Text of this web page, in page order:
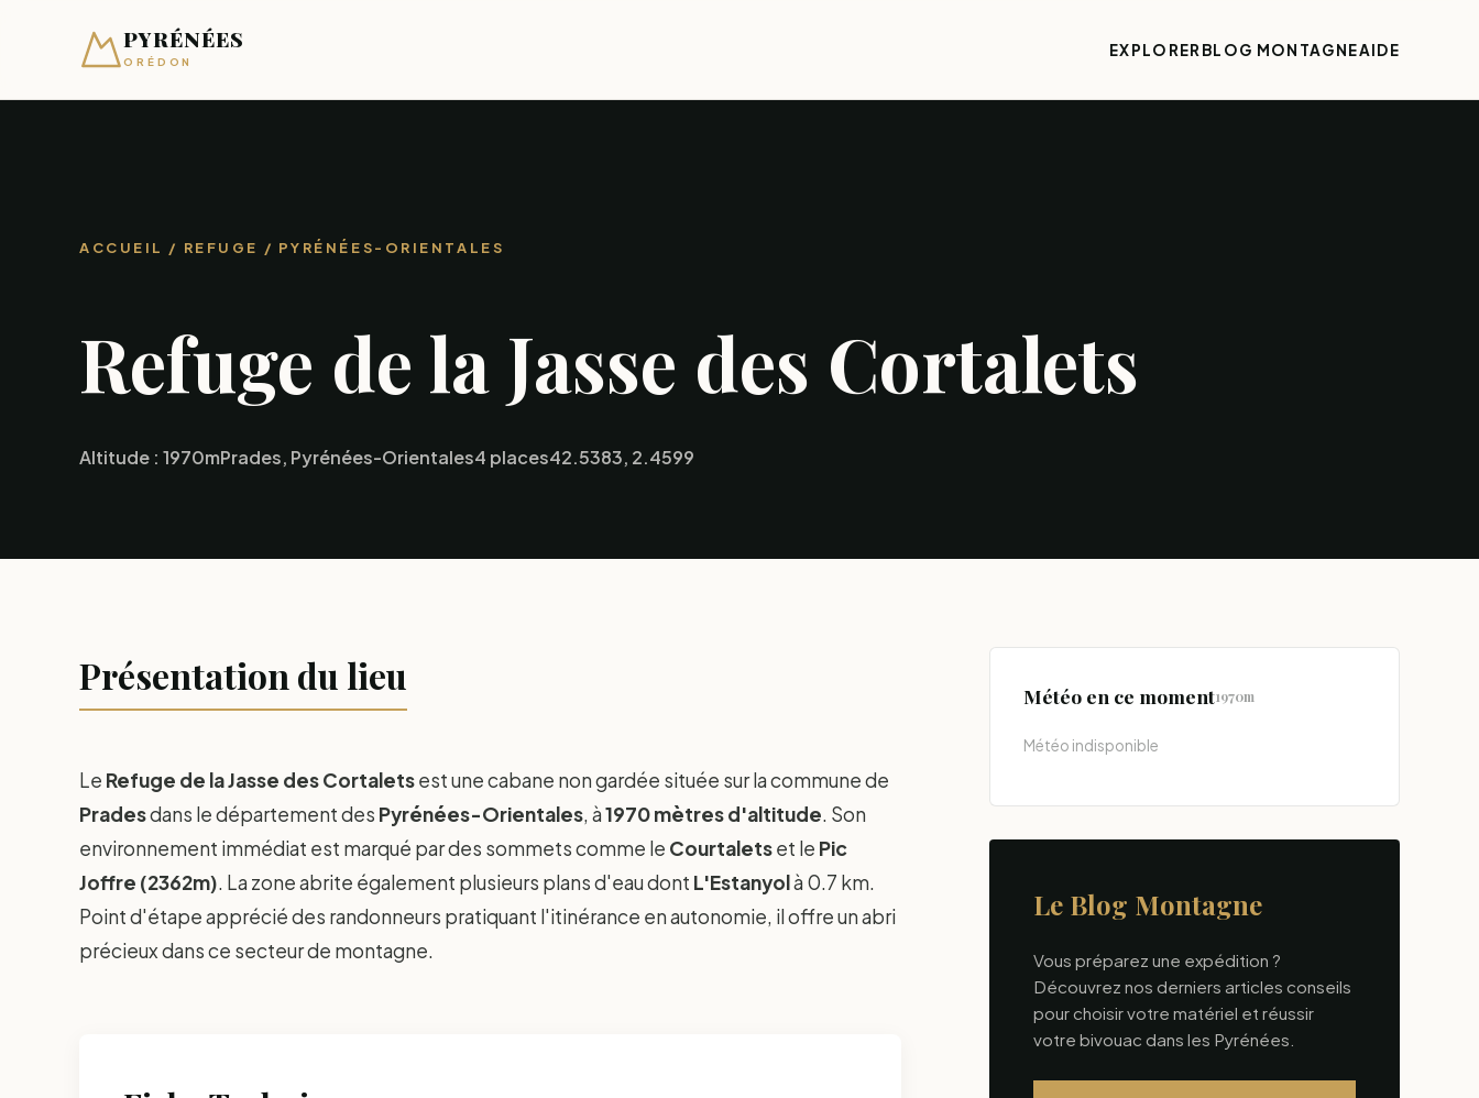
PYRÉNÉES
ORÉDON
EXPLORER BLOG MONTAGNEAIDE
ACCUEIL / REFUGE / PYRÉNÉES-ORIENTALES
Refuge de la Jasse des Cortalets
Altitude : 1970mPrades, Pyrénées-Orientales4 places42.5383, 2.4599
Présentation du lieu
Le Refuge de la Jasse des Cortaletsest une cabane non gardée située sur la commune de
Pradesdans le département des Pyrénées-Orientales, à1970 mètres d'altitude. Son
environnement immédiat est marqué par des sommets comme le Courtaletset le Pic
Joffre (2362m). La zone abrite également plusieurs plans d'eau dont L'Estanyolà 0.7 km.
Point d'étape apprécié des randonneurs pratiquant l'itinérance en autonomie, il offre un abri
précieux dans ce secteur de montagne.
Météo en ce moment1970m
Météo indisponible
Le Blog Montagne
Vous préparez une expédition ?
Découvrez nos derniers articles conseils
pour choisir votre matériel et réussir
votre bivouac dans les Pyrénées.